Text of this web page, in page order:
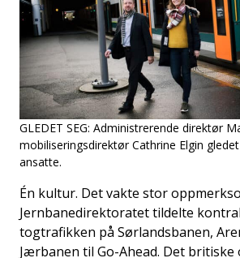
GLEDET SEG: Administrerende direktør
mobiliseringsdirektør Cathrine Elgin
ansatte.
Én kultur. Det vakte stor
Jernbanedirektoratet tildelte
togtrafikken på Sørlandsbanen,
Jærbanen til Go-Ahead. Det britiske